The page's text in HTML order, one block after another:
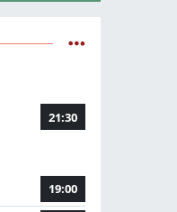
21:30
19:00